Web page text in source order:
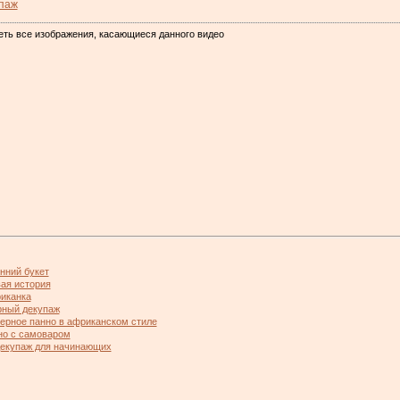
все изображения, касающиеся данного видео
букет
история
декупаж
панно в африканском стиле
с самоваром
для начинающих